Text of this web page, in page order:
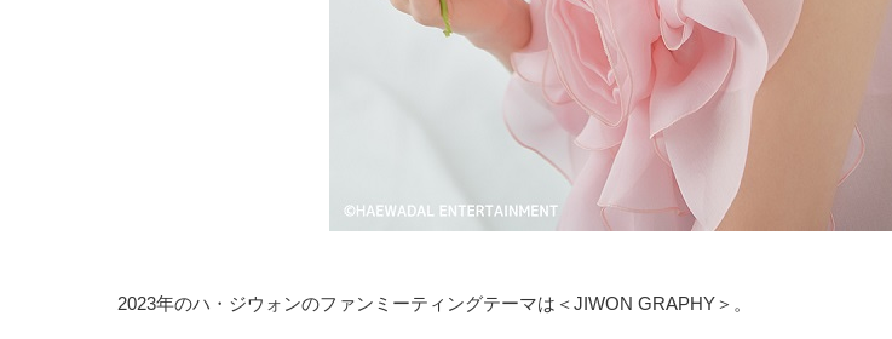
2023年のハ・ジウォンのファンミーティングテーマは＜JIWON GRAPHY＞。